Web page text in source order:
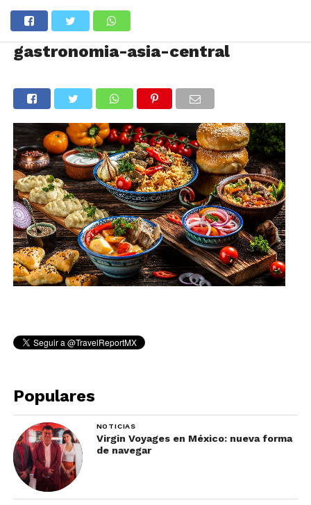
gastronomia-asia-central
Populares
NOTICIAS
Virgin Voyages en México: nueva forma
de navegar